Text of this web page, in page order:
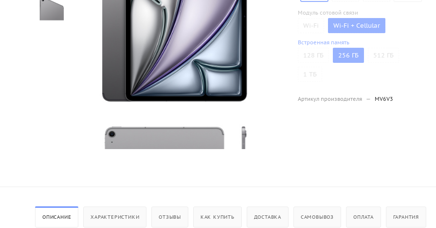
Модуль сотовой связи
Wi-Fi Wi-Fi + Cellular
Встроенная память
128 ГБ 256 ГБ 512 ГБ
1 ТБ
Артикул производителя — MV6V3
ОПИСАНИЕ ХАРАКТЕРИСТИКИ ОТЗЫВЫ КАК КУПИТЬ ДОСТАВКА САМОВЫВОЗ ОПЛАТА ГАРАНТИЯ